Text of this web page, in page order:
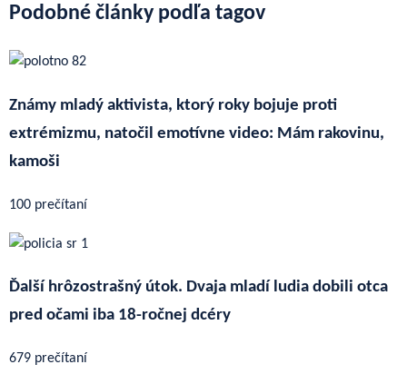
Podobné články podľa tagov
Známy mladý aktivista, ktorý roky bojuje proti
extrémizmu, natočil emotívne video: Mám rakovinu,
kamoši
100 prečítaní
Ďalší hrôzostrašný útok. Dvaja mladí ludia dobili otca
pred očami iba 18-ročnej dcéry
679 prečítaní